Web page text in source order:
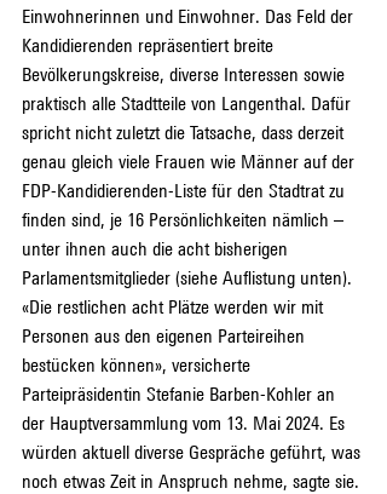
Einwohnerinnen und Einwohner. Das Feld der
Kandidierenden repräsentiert breite
Bevölkerungskreise, diverse Interessen sowie
praktisch alle Stadtteile von Langenthal. Dafür
spricht nicht zuletzt die Tatsache, dass derzeit
genau gleich viele Frauen wie Männer auf der
FDP-Kandidierenden-Liste für den Stadtrat zu
finden sind, je 16 Persönlichkeiten nämlich –
unter ihnen auch die acht bisherigen
Parlamentsmitglieder (siehe Auflistung unten).
«Die restlichen acht Plätze werden wir mit
Personen aus den eigenen Parteireihen
bestücken können», versicherte
Parteipräsidentin Stefanie Barben-Kohler an
der Hauptversammlung vom 13. Mai 2024. Es
würden aktuell diverse Gespräche geführt, was
noch etwas Zeit in Anspruch nehme, sagte sie.